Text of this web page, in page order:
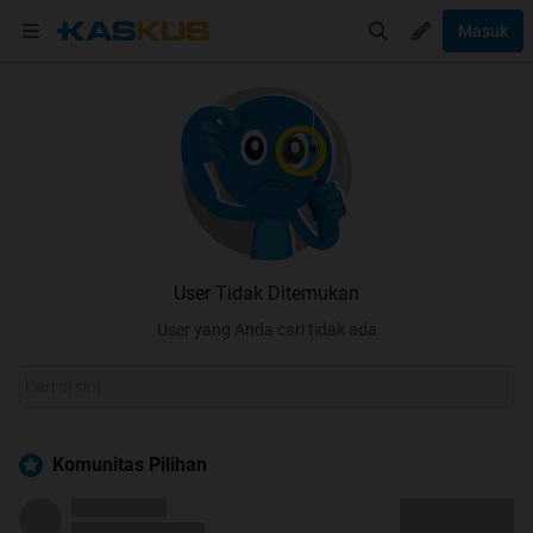
Masuk
User Tidak Ditemukan
User yang Anda cari tidak ada
Komunitas Pilihan